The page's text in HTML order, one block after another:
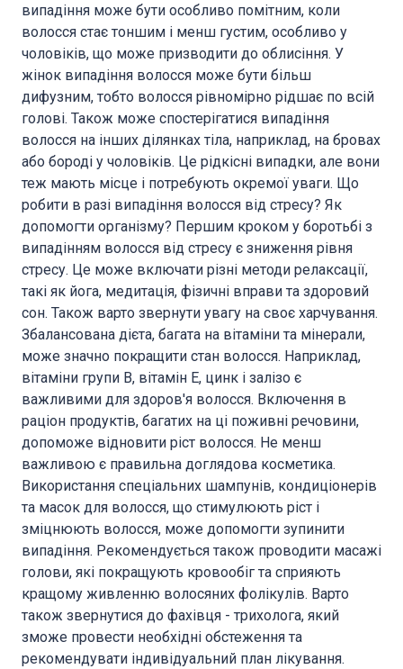
випадіння може бути особливо помітним, коли
волосся стає тоншим і менш густим, особливо у
чоловіків, що може призводити до облисіння. У
жінок випадіння волосся може бути більш
дифузним, тобто волосся рівномірно рідшає по всій
голові. Також може спостерігатися випадіння
волосся на інших ділянках тіла, наприклад, на бровах
або бороді у чоловіків. Це рідкісні випадки, але вони
теж мають місце і потребують окремої уваги. Що
робити в разі випадіння волосся від стресу? Як
допомогти організму? Першим кроком у боротьбі з
випадінням волосся від стресу є зниження рівня
стресу. Це може включати різні методи релаксації,
такі як йога, медитація, фізичні вправи та здоровий
сон. Також варто звернути увагу на своє харчування.
Збалансована дієта, багата на вітаміни та мінерали,
може значно покращити стан волосся. Наприклад,
вітаміни групи B, вітамін E, цинк і залізо є
важливими для здоров'я волосся. Включення в
раціон продуктів, багатих на ці поживні речовини,
допоможе відновити ріст волосся. Не менш
важливою є правильна доглядова косметика.
Використання спеціальних шампунів, кондиціонерів
та масок для волосся, що стимулюють ріст і
зміцнюють волосся, може допомогти зупинити
випадіння. Рекомендується також проводити масажі
голови, які покращують кровообіг та сприяють
кращому живленню волосяних фолікулів. Варто
також звернутися до фахівця - трихолога, який
зможе провести необхідні обстеження та
рекомендувати індивідуальний план лікування.